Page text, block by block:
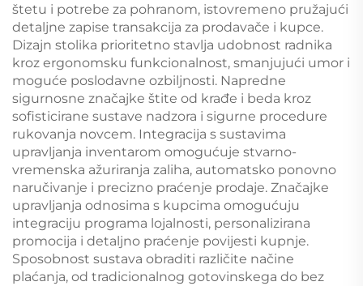
štetu i potrebe za pohranom, istovremeno pružajući
detaljne zapise transakcija za prodavače i kupce.
Dizajn stolika prioritetno stavlja udobnost radnika
kroz ergonomsku funkcionalnost, smanjujući umor i
moguće poslodavne ozbiljnosti. Napredne
sigurnosne značajke štite od krađe i beda kroz
sofisticirane sustave nadzora i sigurne procedure
rukovanja novcem. Integracija s sustavima
upravljanja inventarom omogućuje stvarno-
vremenska ažuriranja zaliha, automatsko ponovno
naručivanje i precizno praćenje prodaje. Značajke
upravljanja odnosima s kupcima omogućuju
integraciju programa lojalnosti, personalizirana
promocija i detaljno praćenje povijesti kupnje.
Sposobnost sustava obraditi različite načine
plaćanja, od tradicionalnog gotovinskega do bez